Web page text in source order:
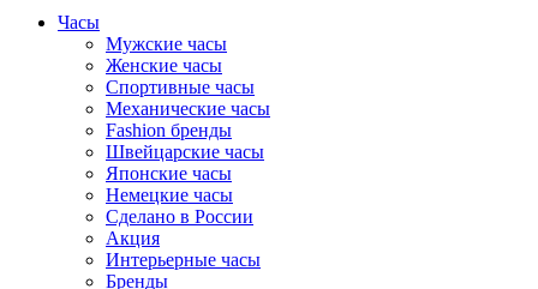
Часы
Мужские часы
Женские часы
Спортивные часы
Механические часы
Fashion бренды
Швейцарские часы
Японские часы
Немецкие часы
Сделано в России
Акция
Интерьерные часы
Бренды